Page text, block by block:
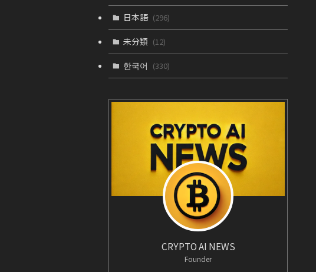
日本語 (296)
未分類 (12)
한국어 (330)
CRYPTO AI NEWS
Founder